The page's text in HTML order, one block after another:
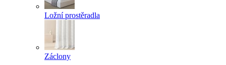
Ložní prostěradla
Záclony